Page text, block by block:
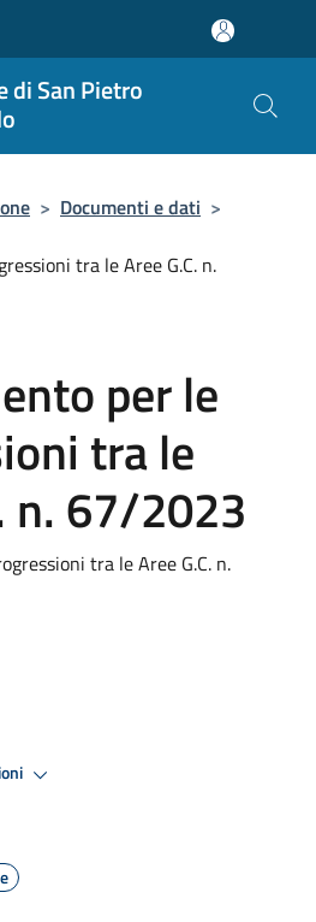
di San Pietro
> Documenti e dati >
tra le Aree G.C. n.
per le
tra le
n. 67/2023
tra le Aree G.C. n.